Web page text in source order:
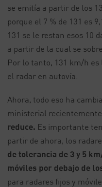
se emitía a partir de los
porque el 7 % de 131 es
131 se le restan esos 10
a partir de la cual se
Por lo tanto, 131 km/h
el radar en autovía.
Ahora, todo eso ha
ministerial
reduce. Es importante
partir de ahora, los
de tolerancia de 3 y 5
móviles por debajo de
para radares fijos y